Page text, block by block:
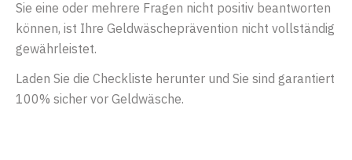
Sie eine oder mehrere Fragen nicht positiv beantworten
können, ist Ihre Geldwäscheprävention nicht vollständig
gewährleistet.
Laden Sie die Checkliste herunter und Sie sind garantiert
100% sicher vor Geldwäsche.